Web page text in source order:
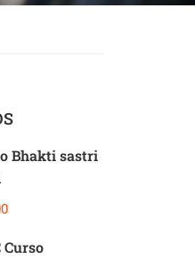
Bhakti sastri
Curso